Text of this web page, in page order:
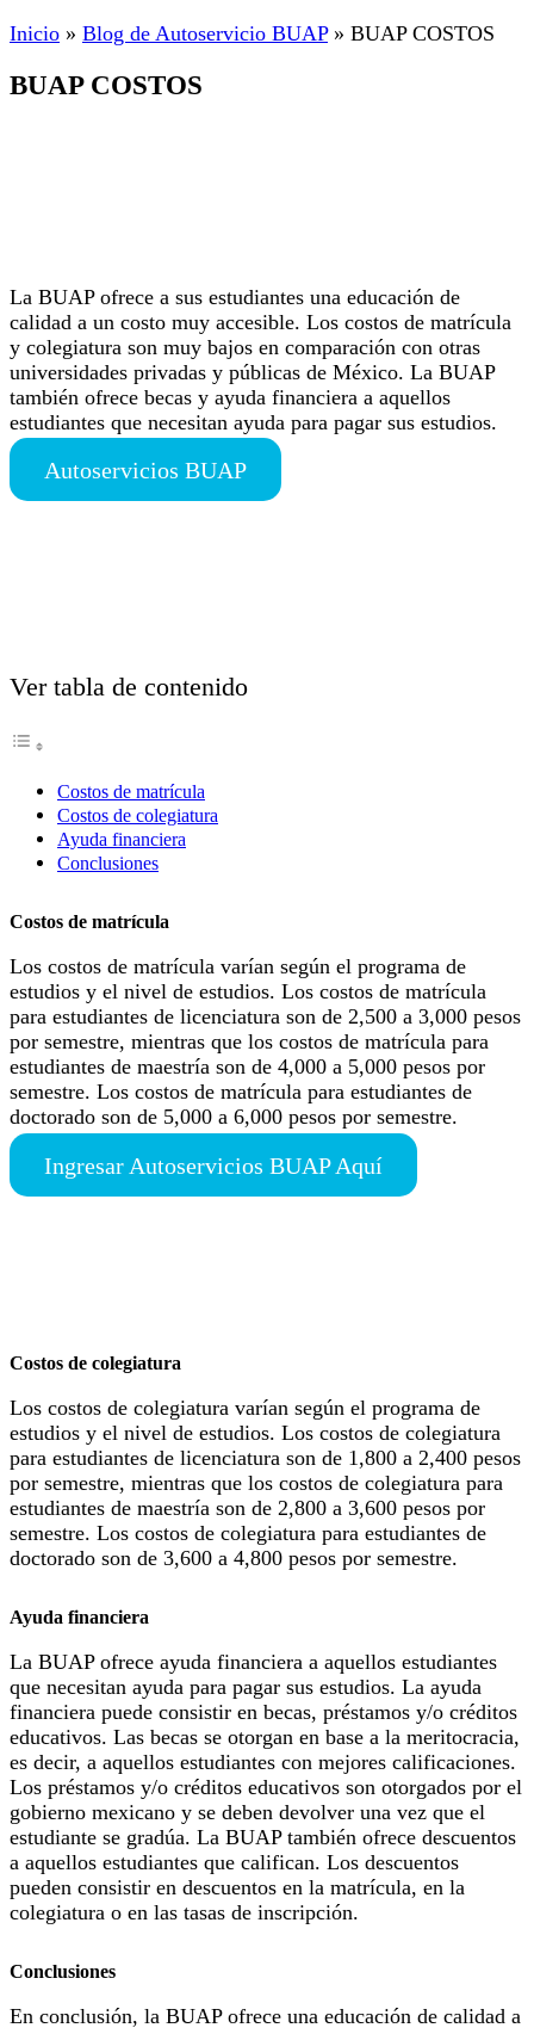
Inicio » Blog de Autoservicio BUAP» BUAP COSTOS
BUAP COSTOS
La BUAP ofrece a sus estudiantes una educación de
calidad a un costo muy accesible. Los costos de matrícula
y colegiatura son muy bajos en comparación con otras
universidades privadas y públicas de México. La BUAP
también ofrece becas y ayuda financiera a aquellos
estudiantes que necesitan ayuda para pagar sus estudios.
Autoservicios BUAP
Ver tabla de contenido
Costos de matrícula
Costos de colegiatura
Ayuda financiera
Conclusiones
Costos de matrícula
Los costos de matrícula varían según el programa de
estudios y el nivel de estudios. Los costos de matrícula
para estudiantes de licenciatura son de 2,500 a 3,000 pesos
por semestre, mientras que los costos de matrícula para
estudiantes de maestría son de 4,000 a 5,000 pesos por
semestre. Los costos de matrícula para estudiantes de
doctorado son de 5,000 a 6,000 pesos por semestre.
Ingresar Autoservicios BUAP Aquí
Costos de colegiatura
Los costos de colegiatura varían según el programa de
estudios y el nivel de estudios. Los costos de colegiatura
para estudiantes de licenciatura son de 1,800 a 2,400 pesos
por semestre, mientras que los costos de colegiatura para
estudiantes de maestría son de 2,800 a 3,600 pesos por
semestre. Los costos de colegiatura para estudiantes de
doctorado son de 3,600 a 4,800 pesos por semestre.
Ayuda financiera
La BUAP ofrece ayuda financiera a aquellos estudiantes
que necesitan ayuda para pagar sus estudios. La ayuda
financiera puede consistir en becas, préstamos y/o créditos
educativos. Las becas se otorgan en base a la meritocracia,
es decir, a aquellos estudiantes con mejores calificaciones.
Los préstamos y/o créditos educativos son otorgados por el
gobierno mexicano y se deben devolver una vez que el
estudiante se gradúa. La BUAP también ofrece descuentos
a aquellos estudiantes que califican. Los descuentos
pueden consistir en descuentos en la matrícula, en la
colegiatura o en las tasas de inscripción.
Conclusiones
En conclusión, la BUAP ofrece una educación de calidad a